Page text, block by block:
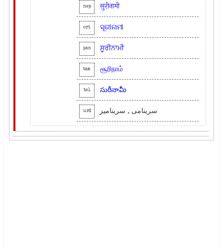
nep सुरीनामी
ori ସୂରୀନାମୀ
pan ਸੂਰੀਨਾਮੀ
tam சூரிநாம்
tel సురీనామీ
urd سرینامی , سرینامیز